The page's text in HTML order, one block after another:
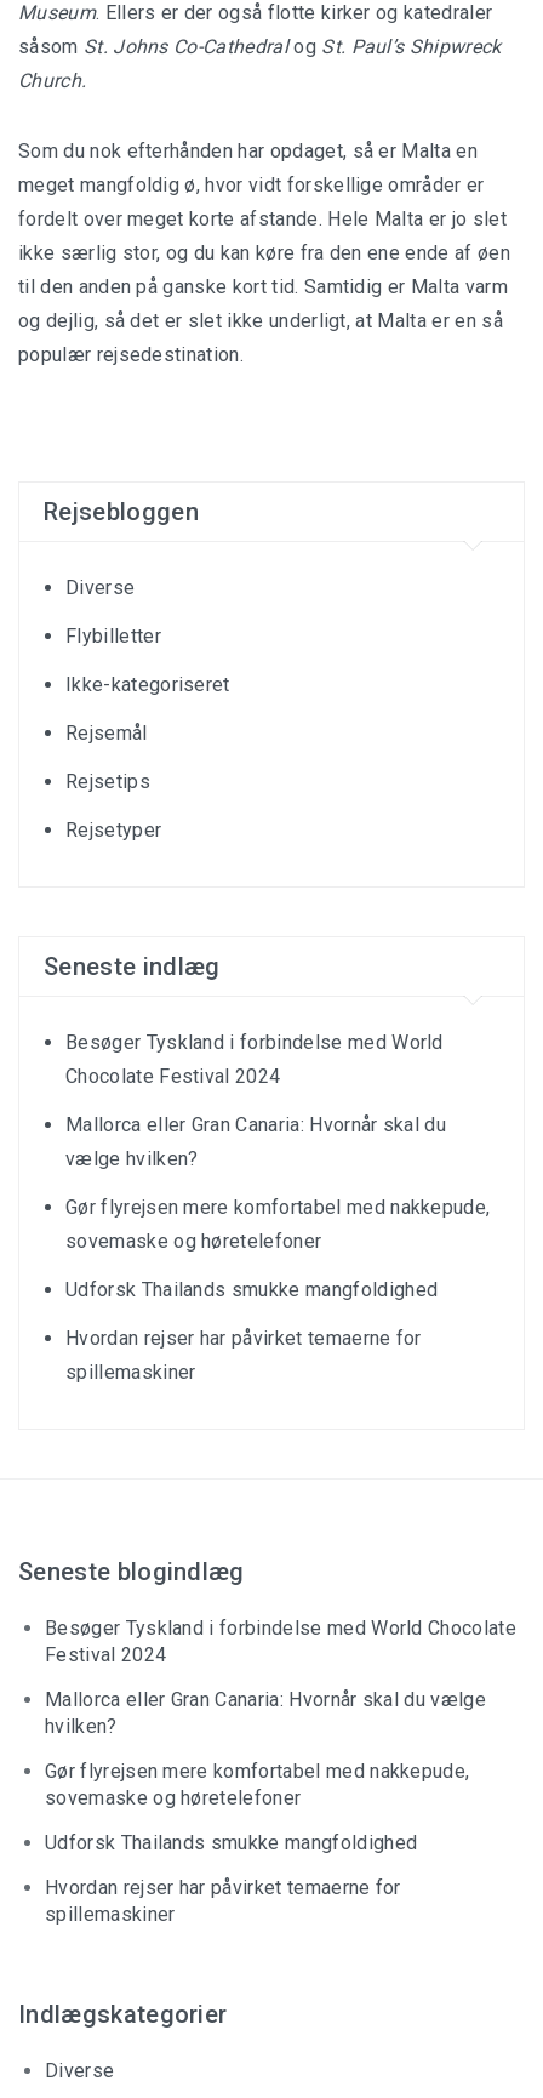
Museum. Ellers er der også flotte kirker og katedraler
såsom St. Johns Co-Cathedralog St. Paul’s Shipwreck
Church.
Som du nok efterhånden har opdaget, så er Malta en
meget mangfoldig ø, hvor vidt forskellige områder er
fordelt over meget korte afstande. Hele Malta er jo slet
ikke særlig stor, og du kan køre fra den ene ende af øen
til den anden på ganske kort tid. Samtidig er Malta varm
og dejlig, så det er slet ikke underligt, at Malta er en så
populær rejsedestination.
Rejsebloggen
Diverse
Flybilletter
Ikke-kategoriseret
Rejsemål
Rejsetips
Rejsetyper
Seneste indlæg
Besøger Tyskland i forbindelse med World
Chocolate Festival 2024
Mallorca eller Gran Canaria: Hvornår skal du
vælge hvilken?
Gør flyrejsen mere komfortabel med nakkepude,
sovemaske og høretelefoner
Udforsk Thailands smukke mangfoldighed
Hvordan rejser har påvirket temaerne for
spillemaskiner
Seneste blogindlæg
Besøger Tyskland i forbindelse med World Chocolate
Festival 2024
Mallorca eller Gran Canaria: Hvornår skal du vælge
hvilken?
Gør flyrejsen mere komfortabel med nakkepude,
sovemaske og høretelefoner
Udforsk Thailands smukke mangfoldighed
Hvordan rejser har påvirket temaerne for
spillemaskiner
Indlægskategorier
Diverse